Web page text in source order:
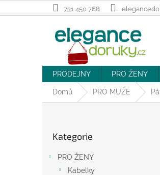
na
731 450 768
PRODEJNY PRO ŽENY
Domů PRO MUŽE
kategorie
Kategorie
PRO ŽENY
Kabelky